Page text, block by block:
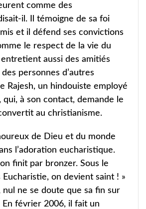
comme des
il. Il témoigne de sa foi
et il défend ses convictions
le respect de la vie du
aussi des amitiés
personnes d’autres
Rajesh, un hindouiste employé
qui, à son contact, demande le
au christianisme.
de Dieu et du monde
l’adoration eucharistique.
finit par bronzer. Sous le
Eucharistie, on devient saint ! »
nul ne se doute que sa fin sur
février 2006, il fait un